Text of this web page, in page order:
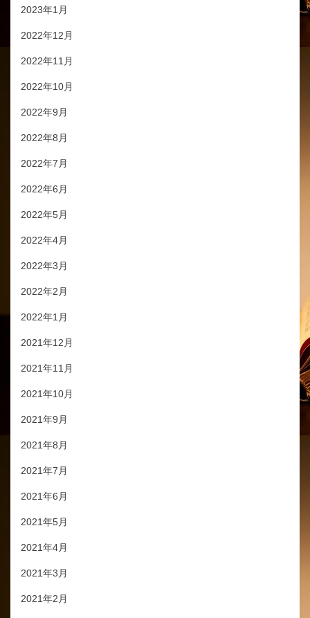
2023年1月
2022年12月
2022年11月
2022年10月
2022年9月
2022年8月
2022年7月
2022年6月
2022年5月
2022年4月
2022年3月
2022年2月
2022年1月
2021年12月
2021年11月
2021年10月
2021年9月
2021年8月
2021年7月
2021年6月
2021年5月
2021年4月
2021年3月
2021年2月